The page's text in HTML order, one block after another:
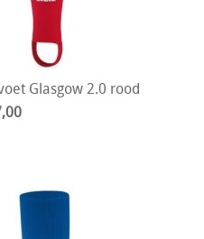
Glasgow 2.0 rood